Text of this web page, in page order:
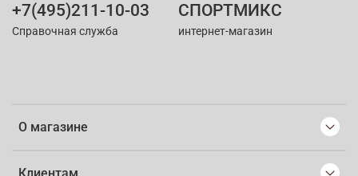
О магазине
+7(495)211-10-03
Справочная служба
СПОРТМИКС
интернет-магазин